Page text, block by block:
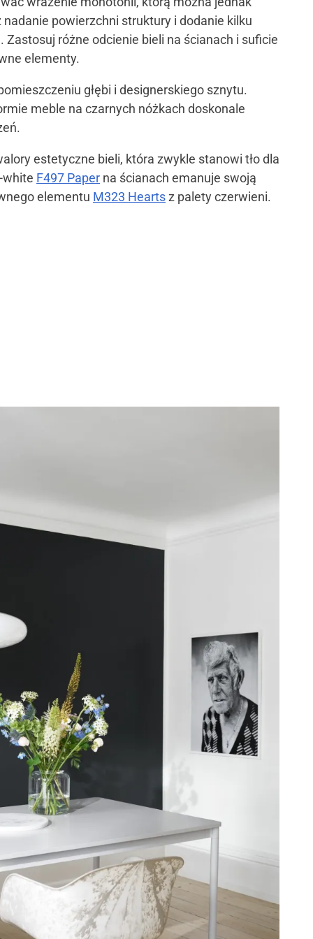
powierzchni struktury i dodanie kilku
różne odcienie bieli na ścianach i suficie
elementy.
głębi i designerskiego sznytu.
meble na czarnych nóżkach doskonale
estetyczne bieli, która zwykle stanowi tło dla
white F497 Paper na ścianach emanuje swoją
elementu M323 Heartsz palety czerwieni.